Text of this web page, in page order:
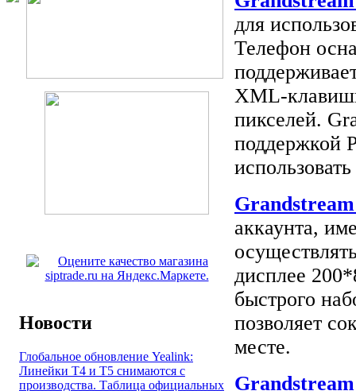
Новости
Глобальное обновление Yealink:
Линейки T4 и T5 снимаются с
производства. Таблица официальных
для
Телефон
XML-
пикселей.
поддержкой
аккаунта,
дисплее
быстрого
позволяет
месте.